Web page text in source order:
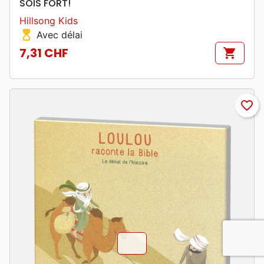
SOIS FORT!
Hillsong Kids
hourglass_top Avec délai
Prix
7,31 CHF shopping_cart
favorite_border